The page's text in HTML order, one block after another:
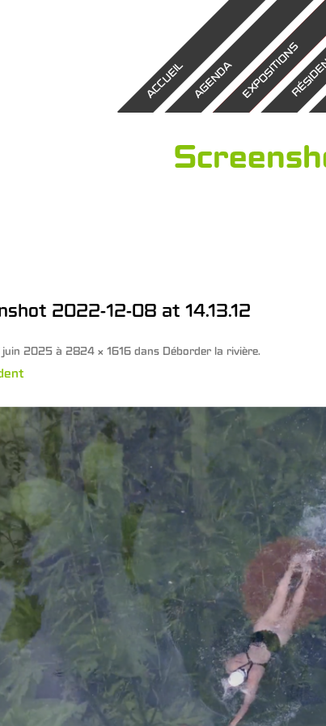
ACCUEILAGENDAEXPOSITIONS
2022-12-08 at 14.13.12
juin 2025 à 2824 × 1616 dans Déborder la rivière.